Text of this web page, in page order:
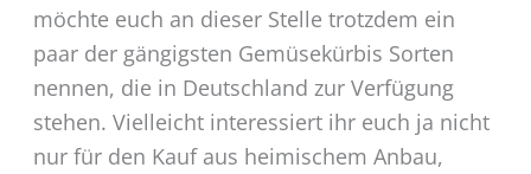
möchte euch an dieser Stelle trotzdem ein
paar der gängigsten Gemüsekürbis Sorten
nennen, die in Deutschland zur Verfügung
stehen. Vielleicht interessiert ihr euch ja nicht
nur für den Kauf aus heimischem Anbau,